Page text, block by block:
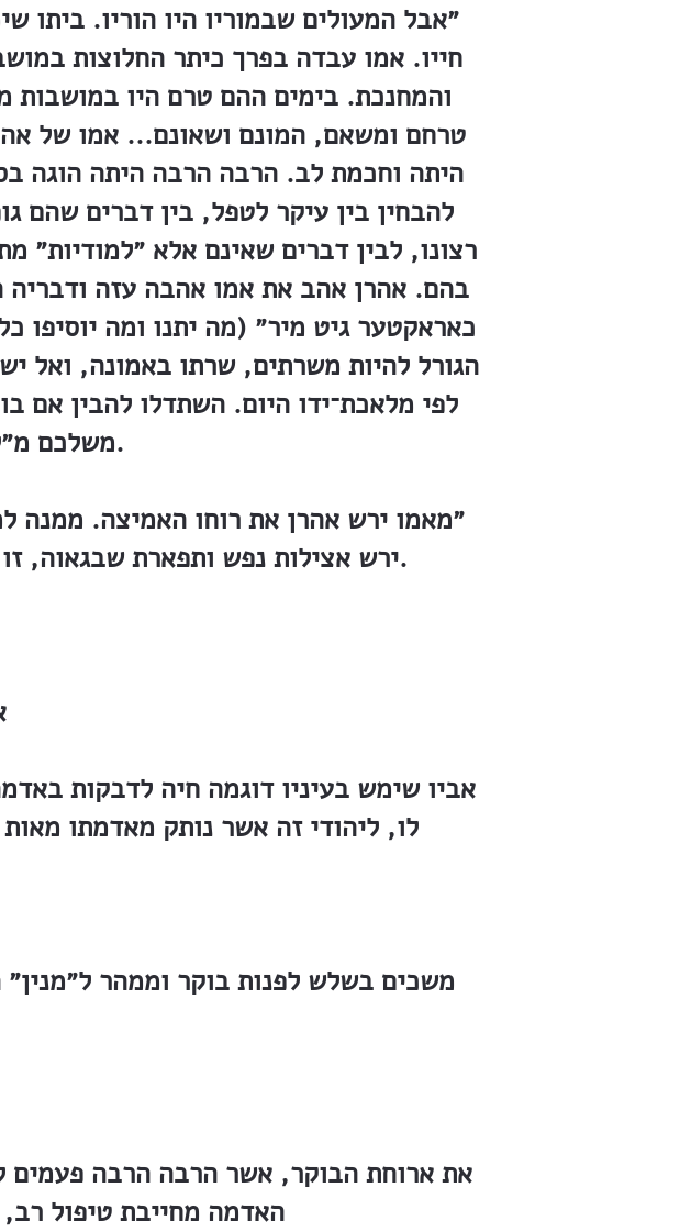
״אבל המעולים שבמוריו היו הוריו.
חייו. אמו עבדה בפרך כיתר החלוצות
והמחנכת. בימים ההם טרם היו במושבות
טרחם ומשאם, המונם ושאונם... אמו של
היתה וחכמת לב. הרבה הרבה היתה הוגה
להבחין בין עיקר לטפל, בין דברים שהם
רצונו, לבין דברים שאינם אלא ״למודיות״
בהם. אהרן אהב את אמו אהבה עזה ודבריה
כאראקטער גיט מיר״ (מה יתנו ומה יוסיפו
הגורל להיות משרתים, שרתו באמונה, ואל
לפי מלאכת־ידו היום. השתדלו להבין אם
משלכם מ״לאו״ של מאה אחרים!״.
״מאמו ירש אהרן את רוחו האמיצה.
ירש אצילות נפש ותפארת שבגאוה, זו היודעת לשאת יד כל עמל ולחבב יסורים בשתיקה.
אביו שימש בעיניו דוגמה חיה לדבקות
לו, ליהודי זה אשר נותק מאדמתו
משכים בשלש לפנות בוקר וממהר
את ארוחת הבוקר, אשר הרבה הרבה פעמים
האדמה מחייבת טיפול